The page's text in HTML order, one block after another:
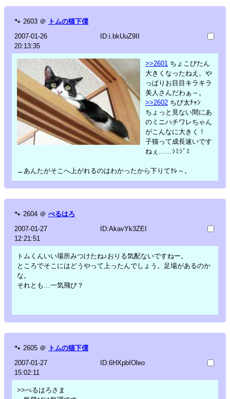
🐾 2603 ＠ トムの猫下僕
2007-01-26
20:13:35
ID:i.bkUuZ9II
>>2601 ちょこびたん
大きくなったねえ。や
っぱりお目目キラキラ
美人さんだわぁ～。
>>2602 ちび太ﾁｬﾝ
ちょっと見ない間にあ
のミニハチワレちゃん
がこんなに大きく！
子猫って成長速いです
ねぇ……ｼﾐｼﾞﾐ
←あんたがそこへ上がれるのはわかったから下りてｸﾚ～。
🐾 2604 ＠ べるはろ
2007-01-27
12:21:51
ID:AkavYk3ZEI
トムくんいい場所みつけたね♪おりる気配ないですねー。
ところでそこにはどうやって上ったんでしょう。足場があるのか
な。
それとも…一気飛び？
🐾 2605 ＠ トムの猫下僕
2007-01-27
15:02:11
ID:6HXpbIOleo
>>べるはろさま